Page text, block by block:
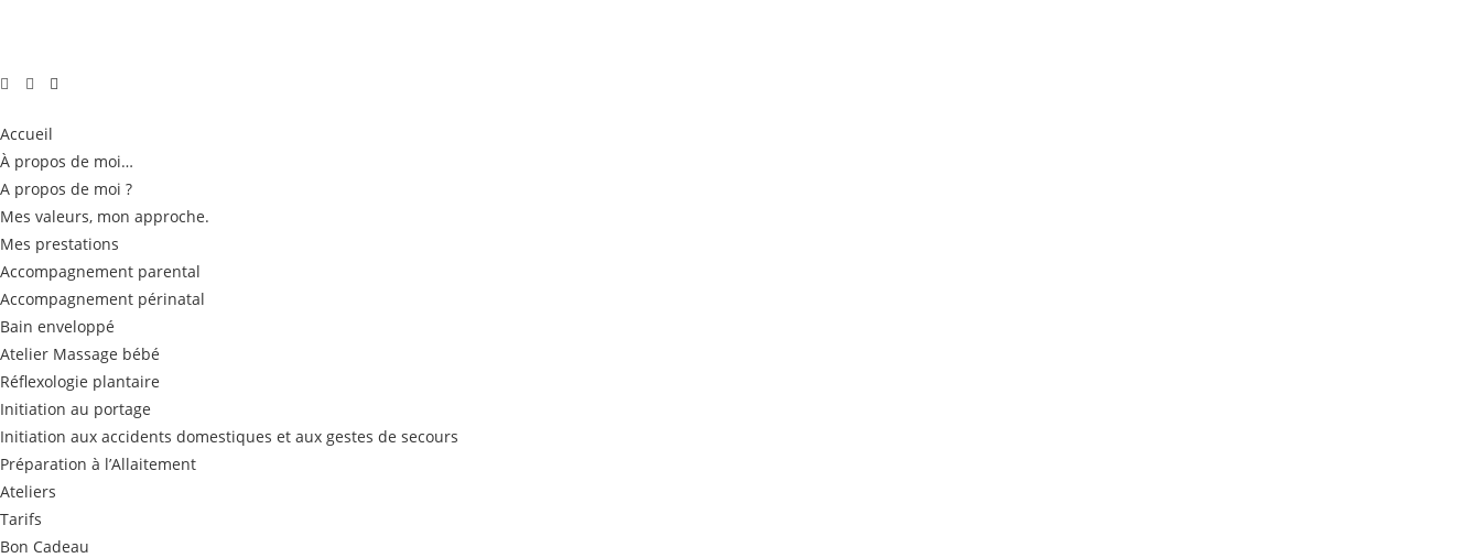
Accueil
À propos de moi…
A propos de moi ?
Mes valeurs, mon approche.
Mes prestations
Accompagnement parental
Accompagnement périnatal
Bain enveloppé
Atelier Massage bébé
Réflexologie plantaire
Initiation au portage
Initiation aux accidents domestiques et aux gestes de secours
Préparation à l’Allaitement
Ateliers
Tarifs
Bon Cadeau